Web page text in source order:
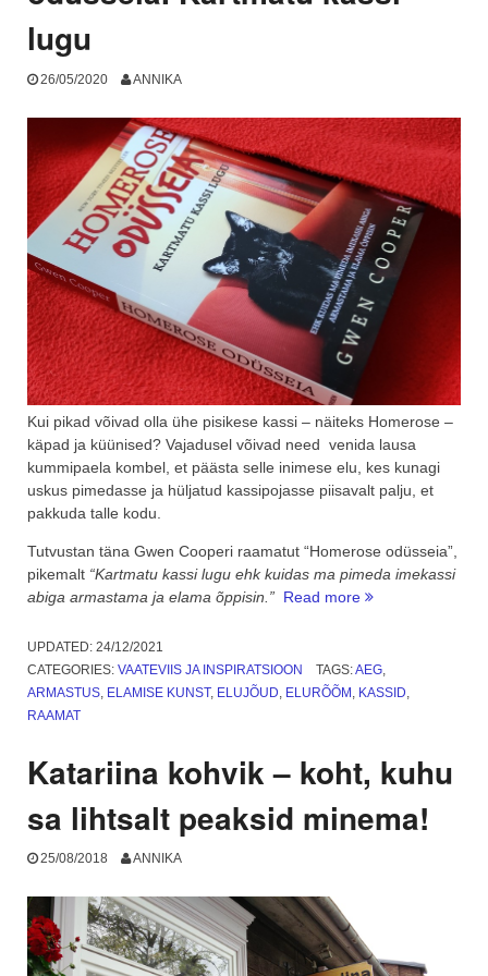
lugu
26/05/2020 ANNIKA
Kui pikad võivad olla ühe pisikese kassi – näiteks Homerose –
käpad ja küünised? Vajadusel võivad need venida lausa
kummipaela kombel, et päästa selle inimese elu, kes kunagi
uskus pimedasse ja hüljatud kassipojasse piisavalt palju, et
pakkuda talle kodu.
Tutvustan täna Gwen Cooperi raamatut “Homerose odüsseia”,
pikemalt “Kartmatu kassi lugu ehk kuidas ma pimeda imekassi
abiga armastama ja elama õppisin.” Read more “Aeg
odüsseia.
Kartmatu
UPDATED: 24/12/2021
CATEGORIES: VAATEVIIS JA INSPIRATSIOON TAGS:AEG,
ARMASTUS ELAMISE KUNST, ELUJÕUD ELURÕÕM KASSID
RAAMAT
Katariina kohvik – koht, kuhu
sa lihtsalt peaksid minema!
25/08/2018 ANNIKA